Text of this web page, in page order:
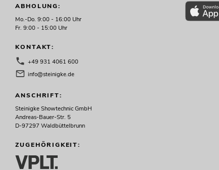
ABHOLUNG:
Mo.-Do. 9:00 - 16:00 Uhr
Fr. 9:00 - 15:00 Uhr
KONTAKT:
+49 931 4061 600
info@steinigke.de
ANSCHRIFT:
Steinigke Showtechnic GmbH
Andreas-Bauer-Str. 5
D-97297 Waldbüttelbrunn
ZUGEHÖRIGKEIT: